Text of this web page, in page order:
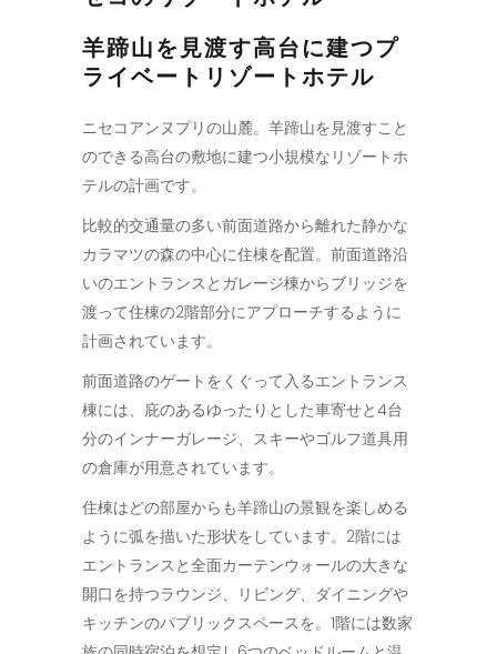
羊蹄山を見渡す高台に建つプ
ライベートリゾートホテル
ニセコアンヌプリの山麓。羊蹄山を見渡すこと
のできる高台の敷地に建つ小規模なリゾートホ
テルの計画です。
比較的交通量の多い前面道路から離れた静かな
カラマツの森の中心に住棟を配置。前面道路沿
いのエントランスとガレージ棟からブリッジを
渡って住棟の2階部分にアプローチするように
計画されています。
前面道路のゲートをくぐって入るエントランス
棟には、庇のあるゆったりとした車寄せと4台
分のインナーガレージ、スキーやゴルフ道具用
の倉庫が用意されています。
住棟はどの部屋からも羊蹄山の景観を楽しめる
ように弧を描いた形状をしています。2階には
エントランスと全面カーテンウォールの大きな
開口を持つラウンジ、リビング、ダイニングや
キッチンのパブリックスペースを。1階には数家